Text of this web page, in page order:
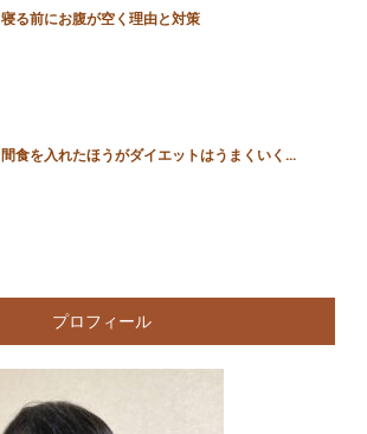
寝る前にお腹が空く理由と対策
間食を入れたほうがダイエットはうまくいく...
プロフィール